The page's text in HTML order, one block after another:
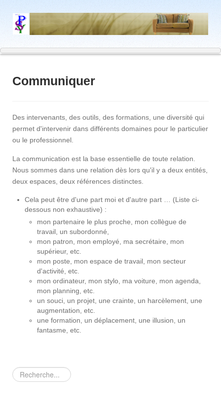
Communiquer
Des intervenants, des outils, des formations, une diversité qui
permet d'intervenir dans différents domaines pour le particulier
ou le professionnel.
La communication est la base essentielle de toute relation.
Nous sommes dans une relation dès lors qu'il y a deux entités,
deux espaces, deux références distinctes.
Cela peut être d'une part moi et d'autre part … (Liste ci-
dessous non exhaustive) :
mon partenaire le plus proche, mon collègue de
travail, un subordonné,
mon patron, mon employé, ma secrétaire, mon
supérieur, etc.
mon poste, mon espace de travail, mon secteur
d'activité, etc.
mon ordinateur, mon stylo, ma voiture, mon agenda,
mon planning, etc.
un souci, un projet, une crainte, un harcèlement, une
augmentation, etc.
une formation, un déplacement, une illusion, un
fantasme, etc.
Rechercher